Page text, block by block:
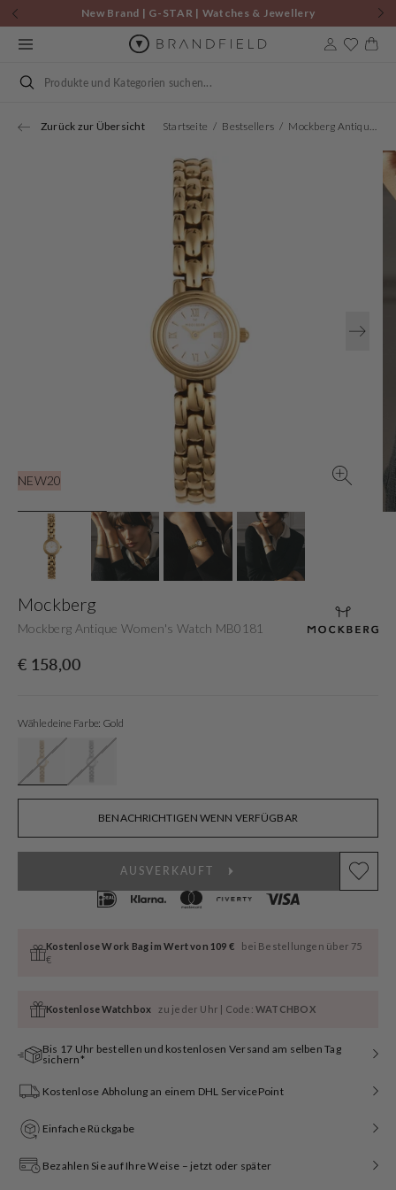
Zum
Inhalt
springen
New Brand | G-STAR | Watches & Jewellery
Suchen
Zurück zur Übersicht Startseite Bestsellers Mockberg Antique Women's Watch MB0181
NEW20
Öffnen
Sie
Medien
1
in
der
Galerieansicht
Mockberg
Mockberg Antique Women's Watch MB0181
Normaler
€ 158,00
Wähle deine Farbe: Gold
BENACHRICHTIGEN WENN VERFÜGBAR
AUSVERKAUFT
Kostenlose Work Bag im Wert von 109 €
bei Bestellungen über 75
€
Kostenlose Watchbox zu jeder Uhr | Code:WATCHBOX
Bis 17 Uhr bestellen und kostenlosen Versand am selben Tag
sichern*
Kostenlose Abholung an einem DHL ServicePoint
Einfache Rückgabe
Bezahlen Sie auf Ihre Weise – jetzt oder später